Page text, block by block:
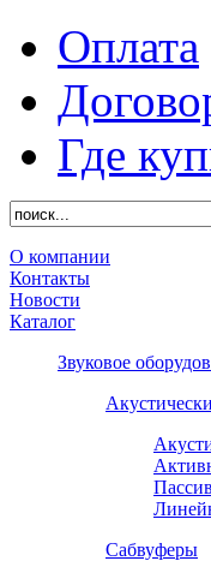
Оплата
Где
О компании
Контакты
Новости
Каталог
Звуковое
Сабвуферы